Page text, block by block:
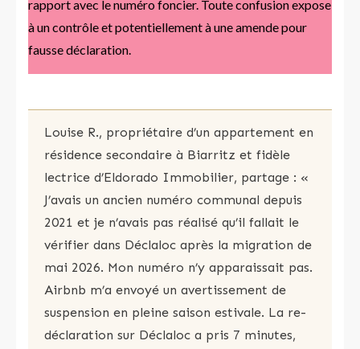
rapport avec le numéro foncier. Toute confusion expose
à un contrôle et potentiellement à une amende pour
fausse déclaration.
Louise R., propriétaire d’un appartement en
résidence secondaire à Biarritz et fidèle
lectrice d’Eldorado Immobilier, partage : «
J’avais un ancien numéro communal depuis
2021 et je n’avais pas réalisé qu’il fallait le
vérifier dans Déclaloc après la migration de
mai 2026. Mon numéro n’y apparaissait pas.
Airbnb m’a envoyé un avertissement de
suspension en pleine saison estivale. La re-
déclaration sur Déclaloc a pris 7 minutes,